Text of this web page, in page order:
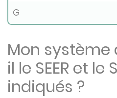
G
Mon
il le SEER et le
indiqués ?